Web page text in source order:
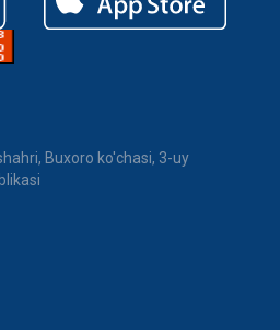
Buxoro ko'chasi, 3-uy